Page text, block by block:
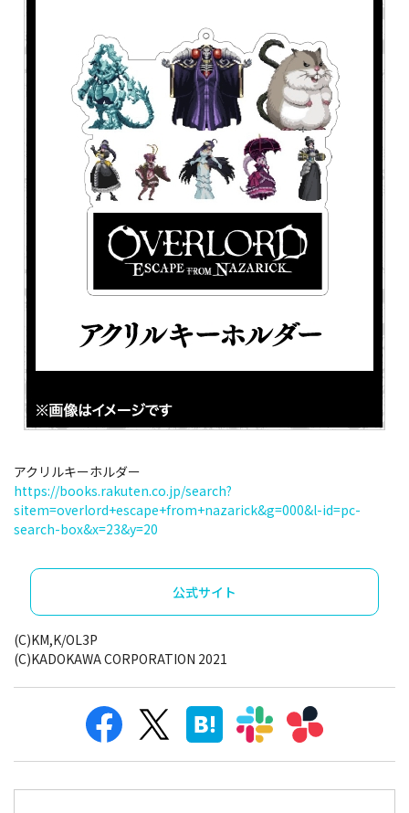
アクリルキーホルダー
https://books.rakuten.co.jp/search?
sitem=overlord+escape+from+nazarick&g=000&l-id=pc-
search-box&x=23&y=20
公式サイト
(C)KM,K/OL3P
(C)KADOKAWA CORPORATION 2021